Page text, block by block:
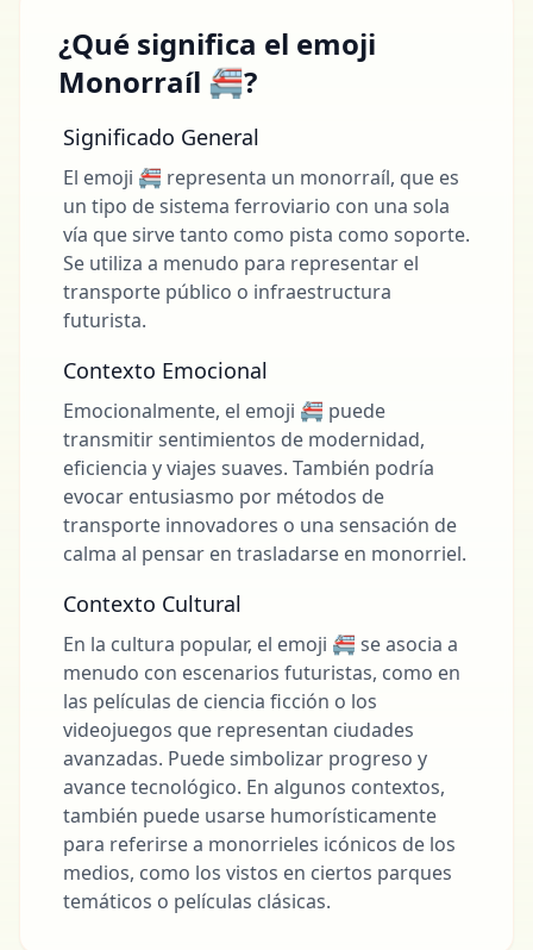
¿Qué significa el emoji
Monorraíl 🚝?
Significado General
El emoji 🚝 representa un monorraíl, que es
un tipo de sistema ferroviario con una sola
vía que sirve tanto como pista como soporte.
Se utiliza a menudo para representar el
transporte público o infraestructura
futurista.
Contexto Emocional
Emocionalmente, el emoji 🚝 puede
transmitir sentimientos de modernidad,
eficiencia y viajes suaves. También podría
evocar entusiasmo por métodos de
transporte innovadores o una sensación de
calma al pensar en trasladarse en monorriel.
Contexto Cultural
En la cultura popular, el emoji 🚝 se asocia a
menudo con escenarios futuristas, como en
las películas de ciencia ficción o los
videojuegos que representan ciudades
avanzadas. Puede simbolizar progreso y
avance tecnológico. En algunos contextos,
también puede usarse humorísticamente
para referirse a monorrieles icónicos de los
medios, como los vistos en ciertos parques
temáticos o películas clásicas.